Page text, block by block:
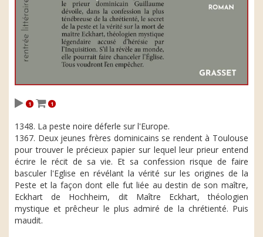
1 1
1348. La peste noire déferle sur l'Europe.
1367. Deux jeunes frères dominicains se rendent à Toulouse
pour trouver le précieux papier sur lequel leur prieur entend
écrire le récit de sa vie. Et sa confession risque de faire
basculer l'Eglise en révélant la vérité sur les origines de la
Peste et la façon dont elle fut liée au destin de son maître,
Eckhart de Hochheim, dit Maître Eckhart, théologien
mystique et prêcheur le plus admiré de la chrétienté. Puis
maudit.